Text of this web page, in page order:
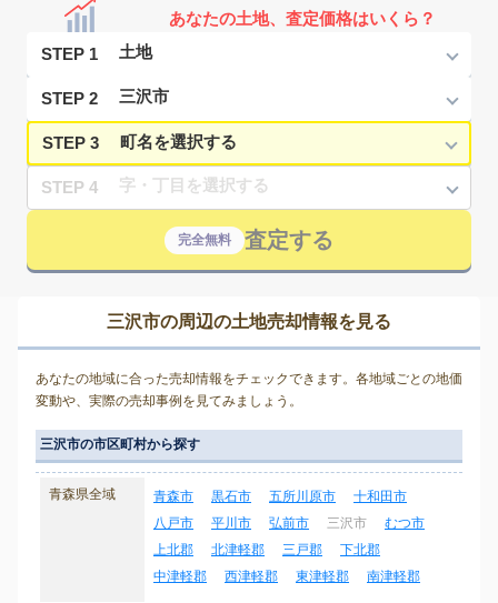
あなたの土地、査定価格はいくら？
STEP 1
STEP 2
STEP 3
STEP 4
完全無料 査定する
三沢市の周辺の土地売却情報を見る
あなたの地域に合った売却情報をチェックできます。各地域ごとの地価
変動や、実際の売却事例を見てみましょう。
三沢市の市区町村から探す
青森県全域 青森市 黒石市 五所川原市
十和田市
八戸市
平川市 弘前市 三沢市
むつ市
上北郡
北津軽郡 三戸郡
下北郡
中津軽郡
西津軽郡 東津軽郡 南津軽郡